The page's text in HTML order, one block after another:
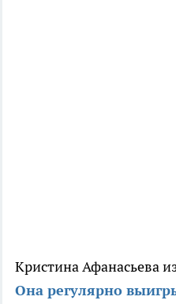
Кристина Афанасьева
Она регулярно